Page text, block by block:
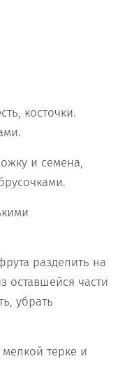
косточки.
и семена,
разделить на
оставшейся части
убрать
терке и